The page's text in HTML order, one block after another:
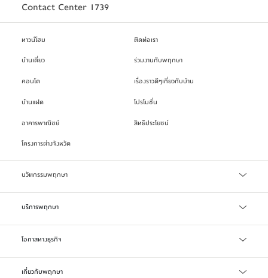
Contact Center 1739
ทาวน์โฮม
บ้านเดี่ยว
คอนโด
บ้านแฝด
อาคารพาณิชย์
โครงการต่างจังหวัด
ติดต่อเรา
ร่วมงานกับพฤกษา
เรื่องราวดีๆเกี่ยวกับบ้าน
โปรโมชั่น
สิทธิประโยชน์
นวัตกรรมพฤกษา
เทคโนโลยี Precast
บริการพฤกษา
บริการสินเชื่อ
บริการแจ้งซ่อม/แจ้งปัญหา
โอกาสทางธุรกิจ
จัดซื้อจัดจ้าง
เกี่ยวกับพฤกษา